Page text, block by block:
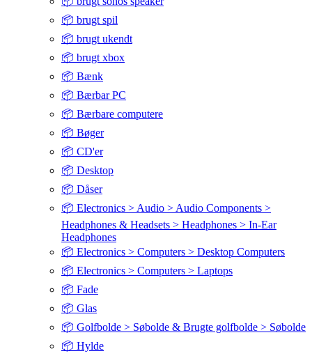
📦 brugt spil
📦 brugt ukendt
📦 brugt xbox
📦 Bænk
📦 Bærbar PC
📦 Bærbare computere
📦 Bøger
📦 CD'er
📦 Desktop
📦 Dåser
📦 Electronics > Audio > Audio Components >
Headphones & Headsets > Headphones > In-Ear
Headphones
📦 Electronics > Computers > Desktop Computers
📦 Electronics > Computers > Laptops
📦 Fade
📦 Glas
📦 Golfbolde > Søbolde & Brugte golfbolde > Søbolde
📦 Hylde